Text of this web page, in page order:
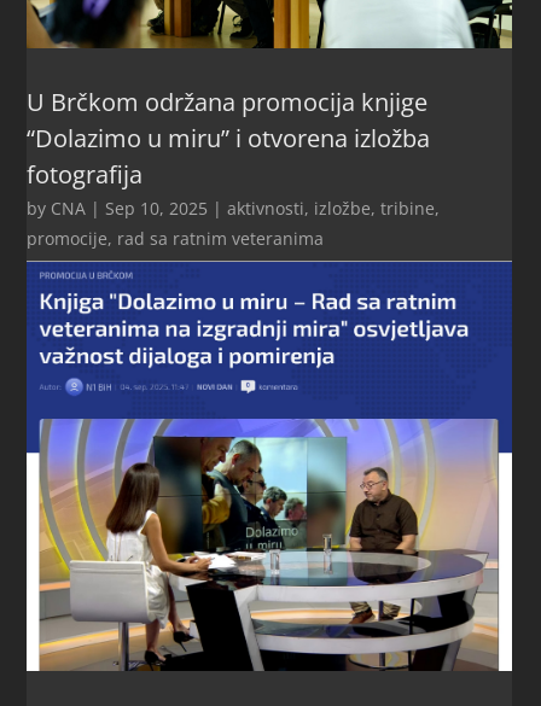
U Brčkom održana promocija knjige
“Dolazimo u miru” i otvorena izložba
fotografija
by CNA | Sep 10, 2025 |aktivnosti, izložbe, tribine,
promocije, rad sa ratnim veteranima